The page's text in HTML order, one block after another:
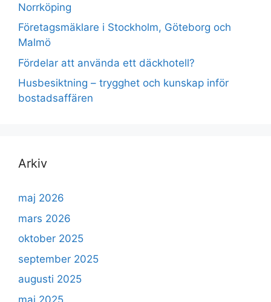
Norrköping
Företagsmäklare i Stockholm, Göteborg och
Malmö
Fördelar att använda ett däckhotell?
Husbesiktning – trygghet och kunskap inför
bostadsaffären
Arkiv
maj 2026
mars 2026
oktober 2025
september 2025
augusti 2025
maj 2025